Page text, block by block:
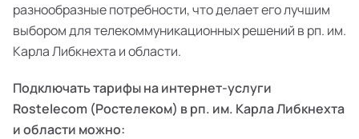
разнообразные потребности, что делает его лучшим
выбором для телекоммуникационных решений в рп. им.
Карла Либкнехта и области.
Подключать тарифы на интернет-услуги
Rostelecom (Ростелеком) в рп. им. Карла Либкнехта
и области можно: